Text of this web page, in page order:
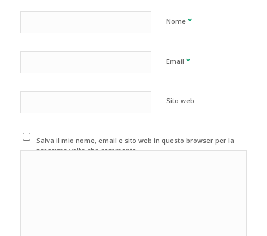
Nome *
Email *
Sito web
Salva il mio nome, email e sito web in questo browser per la
prossima volta che commento.